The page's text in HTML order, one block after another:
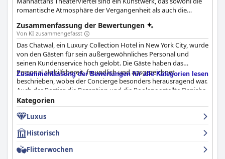
romantische Atmosphäre der Vergangenheit als auch die
Zusammenfassung der Bewertungen
Von KI zusammengefasst
Das Chatwal, ein Luxury Collection Hotel in New York City, wurde
von den Gästen für sein außergewöhnliches Personal und
seinen Kundenservice hoch gelobt. Die Gäste haben das
Personal als hilfsbereit, freundlich und ausgezeichnet
beschrieben, wobei der Concierge besonders herausragend war.
Auch der Portier, die Rezeption und die Poolangestellte Denisha
wurden als sehr nett bezeichnet. Während einige wenige Gäste
anmerkten, dass das Personal an der Rezeption sie nicht
begrüßte, hat die Mehrheit der Gäste eine positive Erfahrung
mit dem Personal im
Hyattgemacht.
Zusammenfassung der Bewertungen für alle Kategorien lesen
Kategorien
Luxus
Historisch
Flitterwochen